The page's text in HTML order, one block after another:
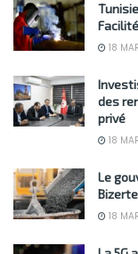
18
des
privé
18
Le
Bizerte
18